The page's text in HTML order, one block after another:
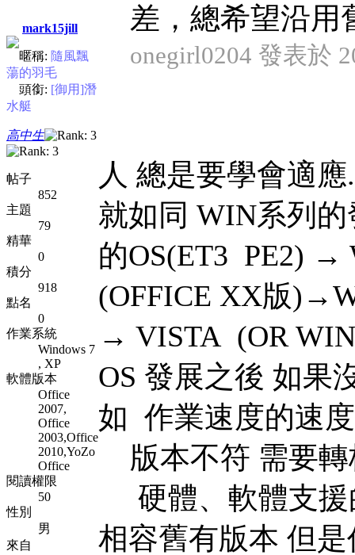
mark15jill
暱稱: 隨風飄
蕩的羽毛
頭銜: [御用]潛
水艇
高中生
帖子
852
主題
79
精華
0
積分
918
點名
0
作業系統
Windows 7
, XP
軟體版本
Office
2007,
Office
2003,Office
2010,YoZo
Office
閱讀權限
50
性別
男
來自
差，總希望沿用
onegirl0204 發表於
人 總是要學會適應
就如同 WIN系列
的OS(ET3 PE2) →
(OFFICE XX版
→ VISTA (OR
OS 發展之後 如果
如 作業速度的速
版本不符 需要轉
硬體、軟體支援
相容舊有版本 但